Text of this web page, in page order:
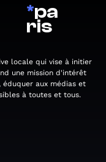
*pa
ris
locale qui vise à initier
une mission d'intérêt
éduquer aux médias et
à toutes et tous.